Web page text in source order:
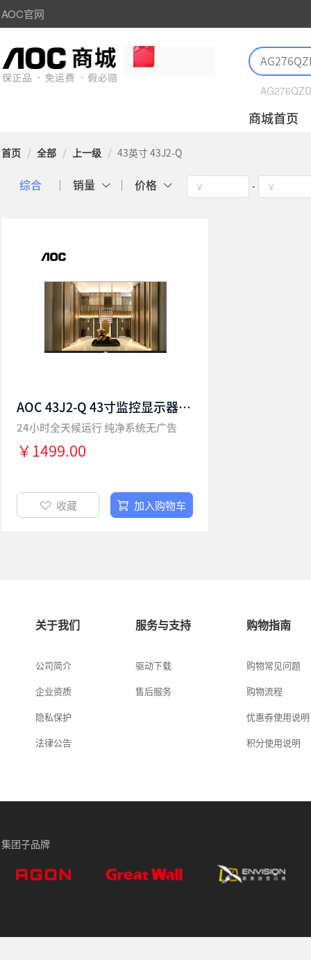
AOC官网
AG276QZD
商城首页
首页 / 全部 / 上一级 / 43英寸 43J2-Q
综合 销量 价格 ￥ - ￥
AOC 43J2-Q 43寸监控显示器 全高清广视角无广告桌面壁挂商用监视器 楼宇银行学校酒店企业级安防监控显示屏幕
24小时全天候运行 纯净系统无广告
￥1499.00
收藏 加入购物车
关于我们
公司简介
企业资质
隐私保护
法律公告
服务与支持
驱动下载
售后服务
购物指南
购物常见问题
购物流程
优惠券使用说明
积分使用说明
集团子品牌